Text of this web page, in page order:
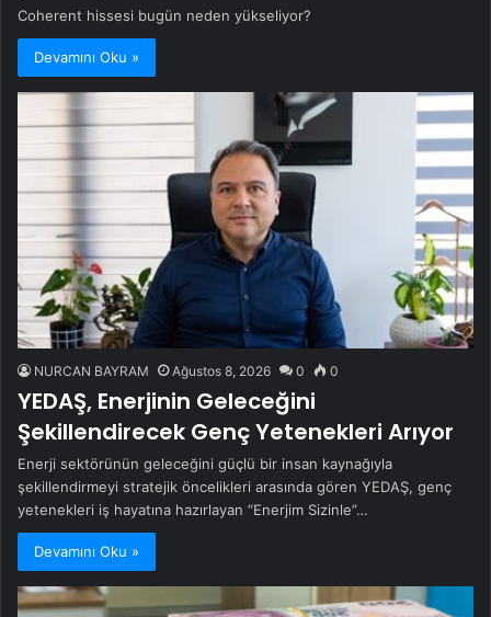
Coherent hissesi bugün neden yükseliyor?
Devamını Oku »
NURCAN BAYRAM Ağustos 8, 2026 0 0
YEDAŞ, Enerjinin Geleceğini
Şekillendirecek Genç Yetenekleri Arıyor
Enerji sektörünün geleceğini güçlü bir insan kaynağıyla
şekillendirmeyi stratejik öncelikleri arasında gören YEDAŞ, genç
yetenekleri iş hayatına hazırlayan “Enerjim Sizinle”…
Devamını Oku »